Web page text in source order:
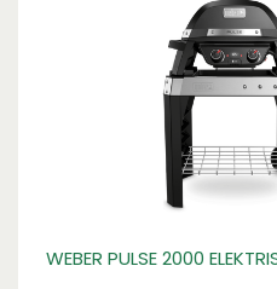
Hittebestendige
Temperatuurindicatie
Opbergmogelijkheid
57
WEBER PULSE 2000